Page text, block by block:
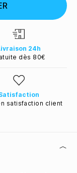
24h
dès 80€
satisfaction client